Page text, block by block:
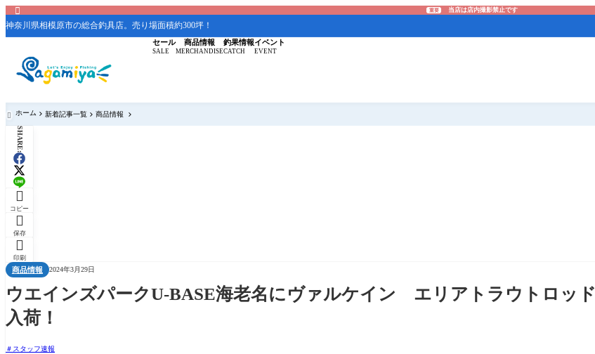
 重要 当店は店内撮影禁止です
神奈川県相模原市の総合釣具店。売り場面積約300坪！
セール
SALE
商品情報
MERCHANDISE
釣果情報
CATCH
イベント
EVENT
 ホーム 新着記事一覧 商品情報
SHARE:

コピー

保存

印刷
商品情報 2024年3月29日
ウエインズパークU-BASE海老名にヴァルケイン エリアトラウトロッド
入荷！
スタッフ速報